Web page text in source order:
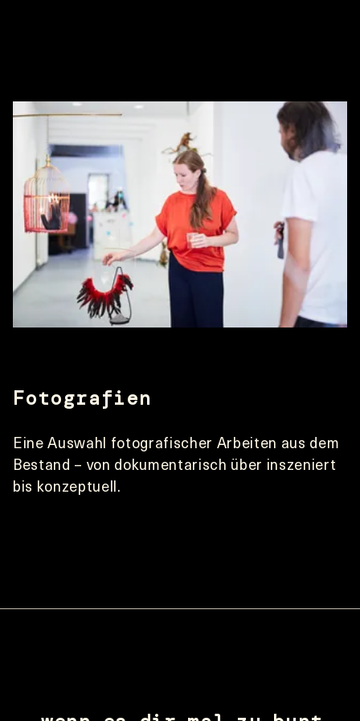
Fotografien
Eine Auswahl fotografischer Arbeiten aus dem
Bestand – von dokumentarisch über inszeniert
bis konzeptuell.